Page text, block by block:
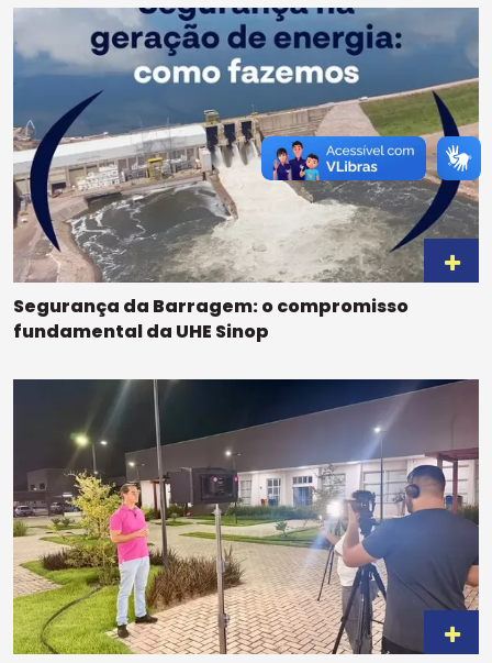
Segurança da Barragem: o compromisso
fundamental da UHE Sinop